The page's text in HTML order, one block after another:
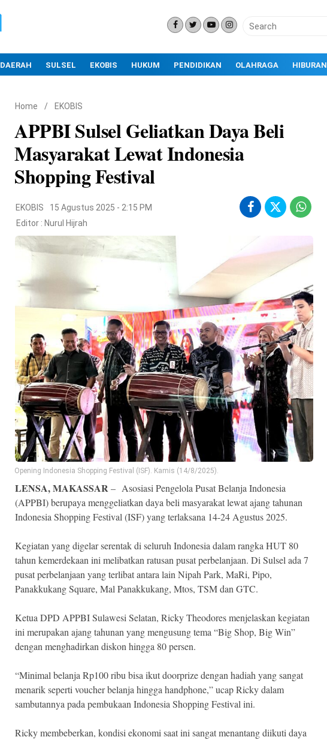
DAERAH SULSEL EKOBIS HUKUM PENDIDIKAN OLAHRAGA HIBURAN
Home / EKOBIS
APPBI Sulsel Geliatkan Daya Beli
Masyarakat Lewat Indonesia
Shopping Festival
EKOBIS
15 Agustus 2025 - 2:15 PM
Editor : Nurul Hijrah
Opening Indonesia Shopping Festival (ISF). Kamis (14/8/2025).
LENSA, MAKASSAR– Asosiasi Pengelola Pusat Belanja Indonesia
(APPBI) berupaya menggeliatkan daya beli masyarakat lewat ajang tahunan
Indonesia Shopping Festival (ISF) yang terlaksana 14-24 Agustus 2025.
Kegiatan yang digelar serentak di seluruh Indonesia dalam rangka HUT 80
tahun kemerdekaan ini melibatkan ratusan pusat perbelanjaan. Di Sulsel ada 7
pusat perbelanjaan yang terlibat antara lain Nipah Park, MaRi, Pipo,
Panakkukang Square, Mal Panakkukang, Mtos, TSM dan GTC.
Ketua DPD APPBI Sulawesi Selatan, Ricky Theodores menjelaskan kegiatan
ini merupakan ajang tahunan yang mengusung tema “Big Shop, Big Win”
dengan menghadirkan diskon hingga 80 persen.
“Minimal belanja Rp100 ribu bisa ikut doorprize dengan hadiah yang sangat
menarik seperti voucher belanja hingga handphone,” ucap Ricky dalam
sambutannya pada pembukaan Indonesia Shopping Festival ini.
Ricky membeberkan, kondisi ekonomi saat ini sangat menantang diikuti daya